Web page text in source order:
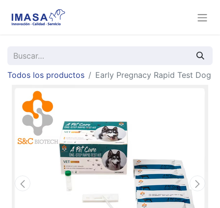
Todos los productos Early Pregnacy Rapid Test Dog